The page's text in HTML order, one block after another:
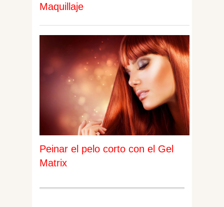
Maquillaje
Peinar el pelo corto con el Gel
Matrix